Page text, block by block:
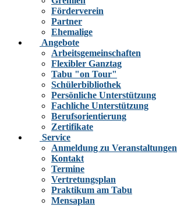
Förderverein
Partner
Ehemalige
Angebote
Arbeitsgemeinschaften
Flexibler Ganztag
Tabu "on Tour"
Schülerbibliothek
Persönliche Unterstützung
Fachliche Unterstützung
Berufsorientierung
Zertifikate
Service
Anmeldung zu Veranstaltungen
Kontakt
Termine
Vertretungsplan
Praktikum am Tabu
Mensaplan